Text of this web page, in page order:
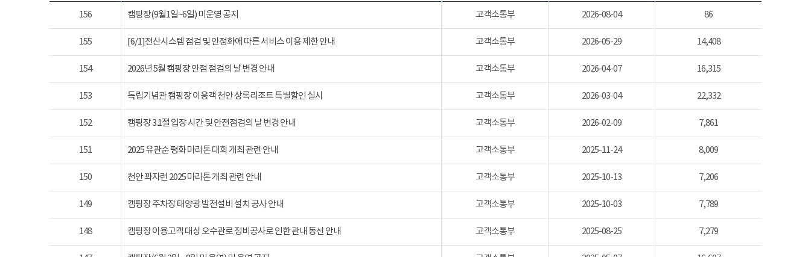
156 캠핑장(9월1일~6일) 미운영 공지 고객소통부 2026-08-04 86
155 [6/1]전산시스템 점검 및 안정화에 따른 서비스 이용 제한 안내 고객소통부 2026-05-29 14,408
154 2026년 5월 캠핑장 안점 점검의 날 변경 안내 고객소통부 2026-04-07 16,315
153 독립기념관 캠핑장 이용객 천안 상록리조트 특별할인 실시 고객소통부 2026-03-04 22,332
152 캠핑장 3.1절 입장 시간 및 안전점검의 날 변경 안내 고객소통부 2026-02-09 7,861
151 2025 유관순 평화 마라톤 대회 개최 관련 안내 고객소통부 2025-11-24 8,009
150 천안 꽈자런 2025 마라톤 개최 관련 안내 고객소통부 2025-10-13 7,206
149 캠핑장 주차장 태양광 발전설비 설치 공사 안내 고객소통부 2025-10-03 7,789
148 캠핑장 이용고객 대상 오수관로 정비공사로 인한 관내 동선 안내 고객소통부 2025-08-25 7,279